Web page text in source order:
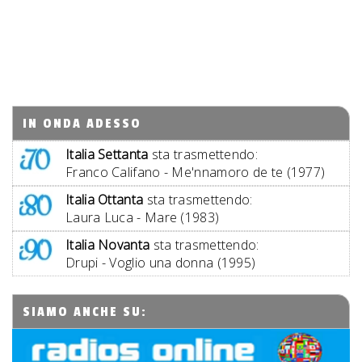
IN ONDA ADESSO
Italia Settanta sta trasmettendo:
Franco Califano - Me'nnamoro de te (1977)
Italia Ottanta sta trasmettendo:
Laura Luca - Mare (1983)
Italia Novanta sta trasmettendo:
Drupi - Voglio una donna (1995)
SIAMO ANCHE SU: